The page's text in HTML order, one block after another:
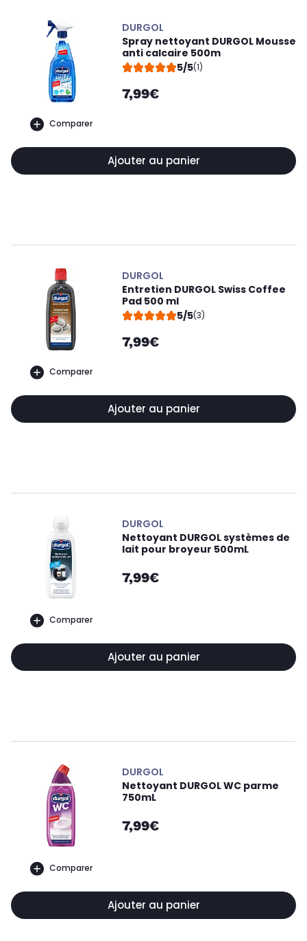
Comparer
DURGOL
Spray nettoyant DURGOL Mousse
anti calcaire 500m
5/5(1)
7,99€
Ajouter au panier
Comparer
DURGOL
Entretien DURGOL Swiss Coffee
Pad 500 ml
5/5(3)
7,99€
Ajouter au panier
Comparer
DURGOL
Nettoyant DURGOL systèmes de
lait pour broyeur 500mL
7,99€
Ajouter au panier
Comparer
DURGOL
Nettoyant DURGOL WC parme
750mL
7,99€
Ajouter au panier